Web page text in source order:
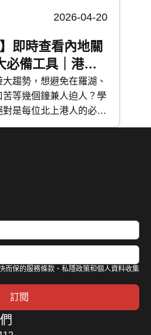
2026-04-20
即時查看內地關
必備工具｜港車
趨勢，想避免在羅湖、
等幾個鐘兼人迫人？學
是每位北上港人的必備
事務處 App 」、「 口岸
輕鬆掌握等候時間，順暢
而保的服務條款、私隱政策和個人資料收集
訂閱